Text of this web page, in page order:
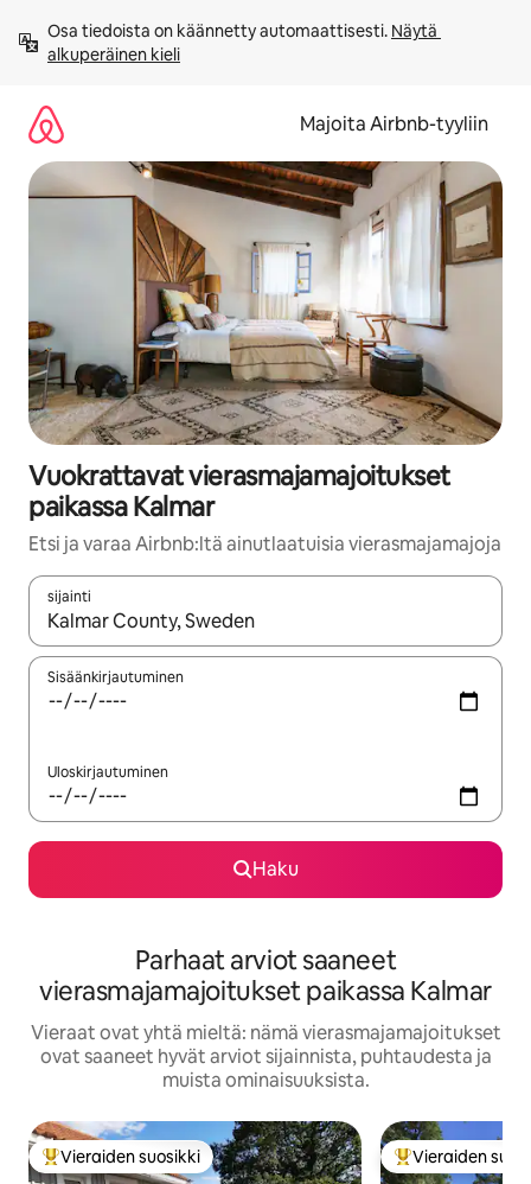
sisältö
väliin
Osa tiedoista on käännetty automaattisesti. Näytä
alkuperäinen kieli
Majoita Airbnb-tyyliin
Vuokrattavat vierasmajamajoitukset
paikassa Kalmar
Etsi ja varaa Airbnb:ltä ainutlaatuisia vierasmajamajoja
sijainti
Kun tulokset ovat saatavilla, navigoi ylös- ja alas-
Sisäänkirjautuminen
Uloskirjautuminen
Haku
Parhaat arviot saaneet
vierasmajamajoitukset paikassa Kalmar
Vieraat ovat yhtä mieltä: nämä vierasmajamajoitukset
ovat saaneet hyvät arviot sijainnista, puhtaudesta ja
muista ominaisuuksista.
Vieraiden suosikkien parhaimmistoa
Vieraiden suosikki Vieraiden
Vieraiden